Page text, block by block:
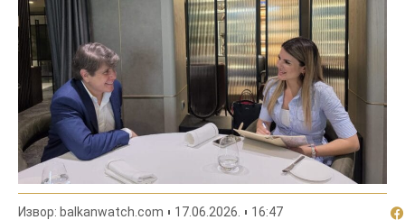
Извор: balkanwatch.com 17.06.2026. 16:47